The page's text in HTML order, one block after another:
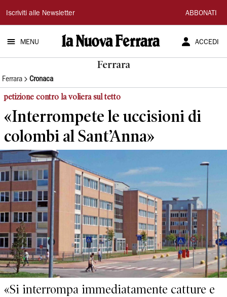
La
Nuova
Ferrara
Iscriviti alle Newsletter ABBONATI
MENU ACCEDI
Ferrara
Ferrara Cronaca
petizione contro la voliera sul tetto
«Interrompete le uccisioni di
colombi al Sant’Anna»
«Si interrompa immediatamente catture e